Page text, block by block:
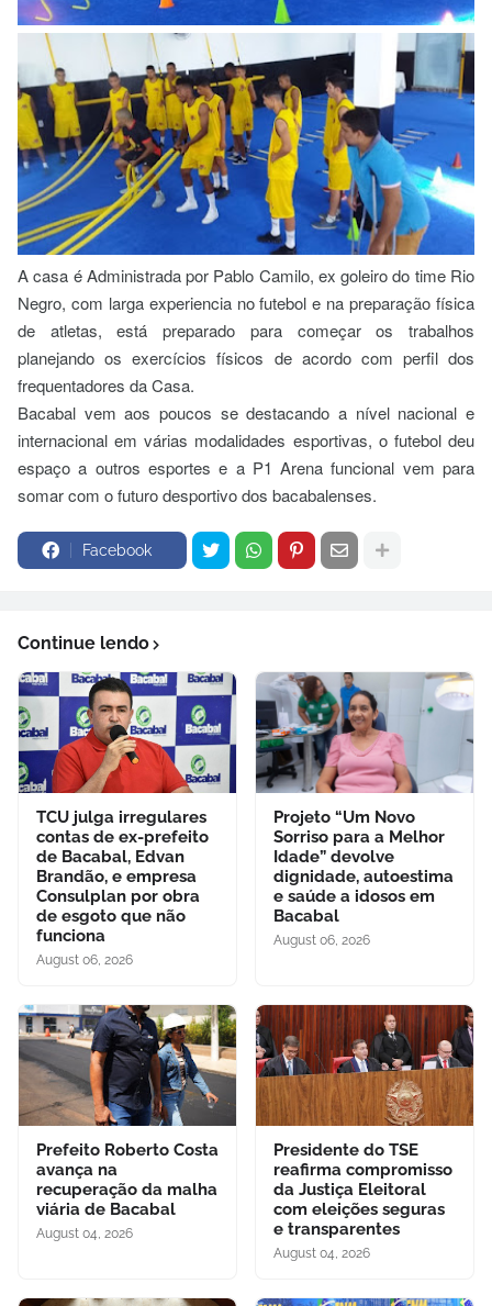
A casa é Administrada por Pablo Camilo, ex goleiro do time Rio
Negro, com larga experiencia no futebol e na preparação física
de atletas, está preparado para começar os trabalhos
planejando os exercícios físicos de acordo com perfil dos
frequentadores da Casa.
Bacabal vem aos poucos se destacando a nível nacional e
internacional em várias modalidades esportivas, o futebol deu
espaço a outros esportes e a P1 Arena funcional vem para
somar com o futuro desportivo dos bacabalenses.
Facebook
Continue lendo
TCU julga irregulares
contas de ex-prefeito
de Bacabal, Edvan
Brandão, e empresa
Consulplan por obra
de esgoto que não
funciona
August 06, 2026
Projeto “Um Novo
Sorriso para a Melhor
Idade” devolve
dignidade, autoestima
e saúde a idosos em
Bacabal
August 06, 2026
Prefeito Roberto Costa
avança na
recuperação da malha
viária de Bacabal
August 04, 2026
Presidente do TSE
reafirma compromisso
da Justiça Eleitoral
com eleições seguras
e transparentes
August 04, 2026